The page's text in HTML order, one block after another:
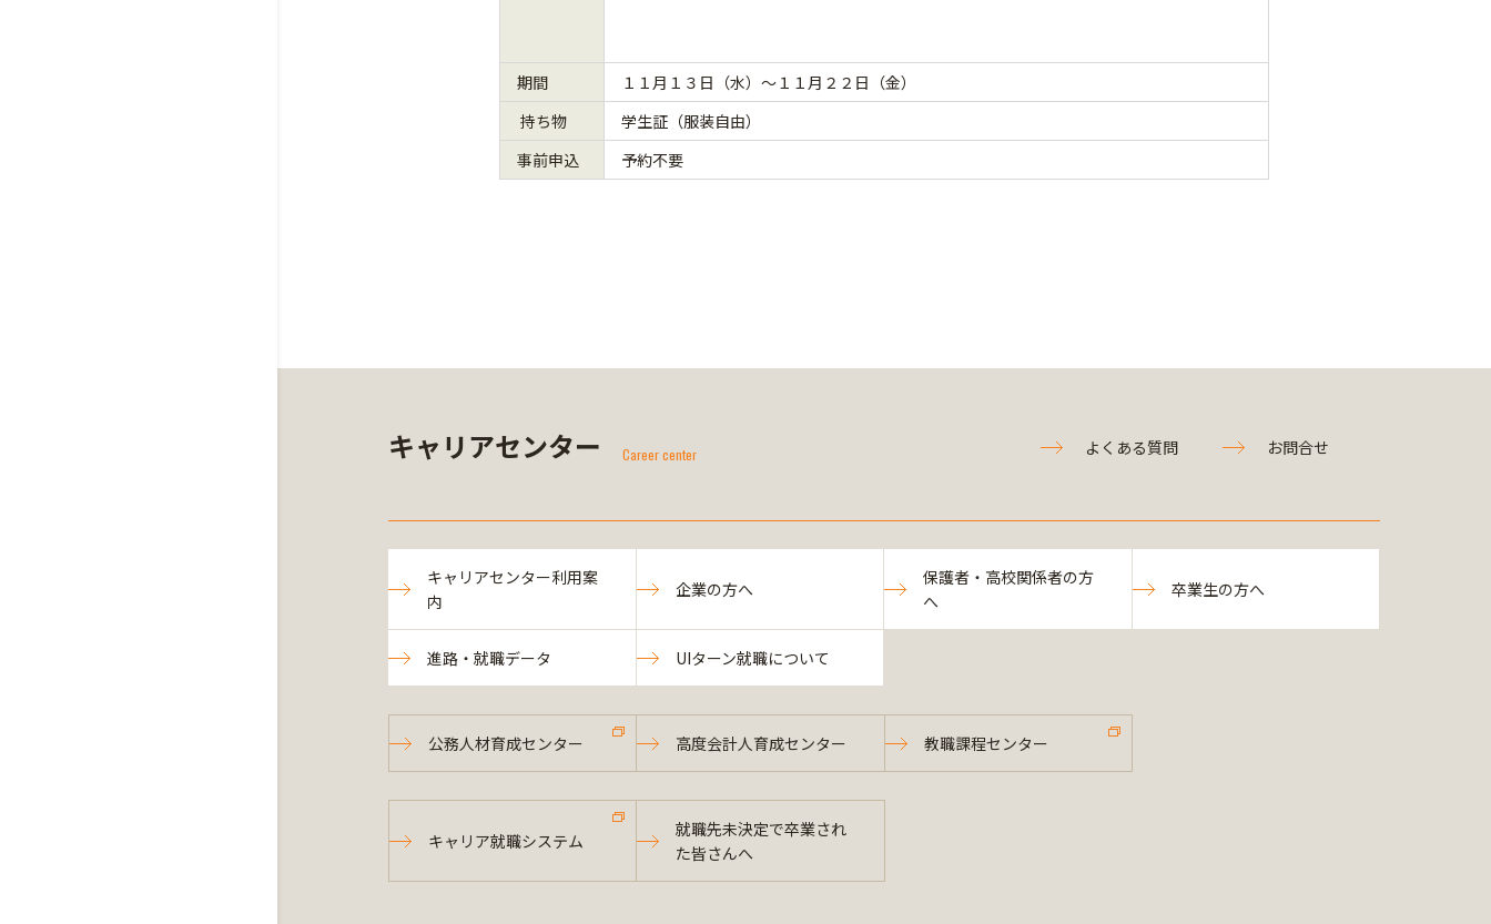
期間
１１月１３日（水）～１１月２２日（金）
持ち物
学生証（服装自由）
事前申込
予約不要
キャリアセンター Career center よくある質問 お問合せ
キャリアセンター利用案
内
企業の方へ
保護者・高校関係者の方
へ
卒業生の方へ
進路・就職データ UIターン就職について
公務人材育成センター 高度会計人育成センター 教職課程センター
キャリア就職システム
就職先未決定で卒業され
た皆さんへ